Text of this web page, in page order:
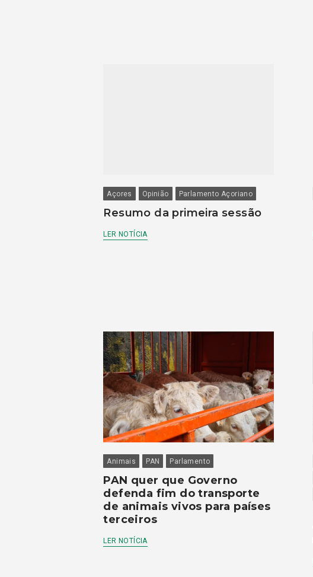
Açores Opinião Parlamento Açoriano
Resumo da primeira sessão
LER NOTÍCIA
Animais PAN Parlamento
PAN quer que Governo
defenda fim do transporte
de animais vivos para países
terceiros
LER NOTÍCIA